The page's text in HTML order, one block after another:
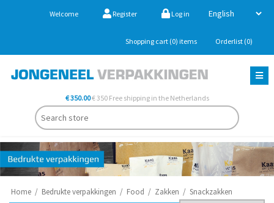
Welcome Register Log in
Shopping cart (0) items Orderlist (0)
€ 350.00€ 350 Free shipping in the Netherlands
Home / Bedrukte verpakkingen / Food / Zakken / Snackzakken